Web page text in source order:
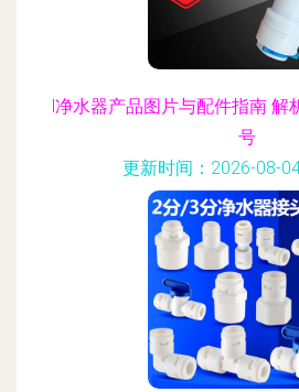
l净水器产品图片与配件指南 解
号
更新时间：2026-08-